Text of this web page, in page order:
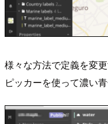
様々な方法で定義を変
ピッカーを使って濃い